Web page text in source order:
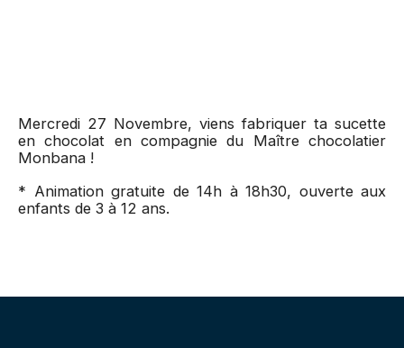
Mercredi 27 Novembre, viens fabriquer ta sucette
en chocolat en compagnie du Maître chocolatier
Monbana !
* Animation gratuite de 14h à 18h30, ouverte aux
enfants de 3 à 12 ans.